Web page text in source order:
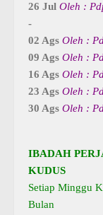
26 Jul Oleh :
-
02 Ags Oleh :
09 Ags Oleh :
16 Ags Oleh :
23 Ags Oleh :
30 Ags Oleh :
IBADAH
KUDUS
Setiap Minggu
Bulan